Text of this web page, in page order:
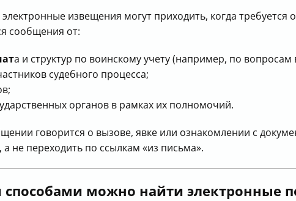
извещения могут приходить, когда
сообщения от:
а и структур по воинскому учету (например, по вопросам
судебного процесса;
органов в рамках их полномочий.
говорится о вызове, явке или ознакомлении с
не переходить по ссылкам «из письма».
можно найти электронные